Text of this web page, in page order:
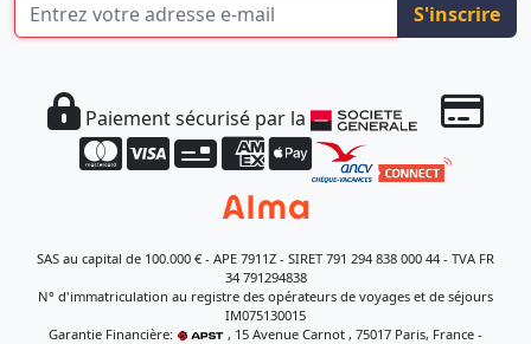
S'inscrire
Paiement sécurisé par la
SAS au capital de 100.000 € - APE 7911Z - SIRET 791 294 838 000 44 - TVA FR
34 791294838
N° d'immatriculation au registre des opérateurs de voyages et de séjours
IM075130015
Garantie Financière:
, 15 Avenue Carnot , 75017 Paris, France -